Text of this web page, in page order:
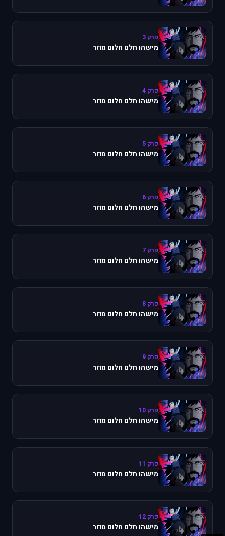
פרק 3
מישהו חלם חלום מוזר
פרק 4
מישהו חלם חלום מוזר
פרק 5
מישהו חלם חלום מוזר
פרק 6
מישהו חלם חלום מוזר
פרק 7
מישהו חלם חלום מוזר
פרק 8
מישהו חלם חלום מוזר
פרק 9
מישהו חלם חלום מוזר
פרק 10
מישהו חלם חלום מוזר
פרק 11
מישהו חלם חלום מוזר
פרק 12
מישהו חלם חלום מוזר